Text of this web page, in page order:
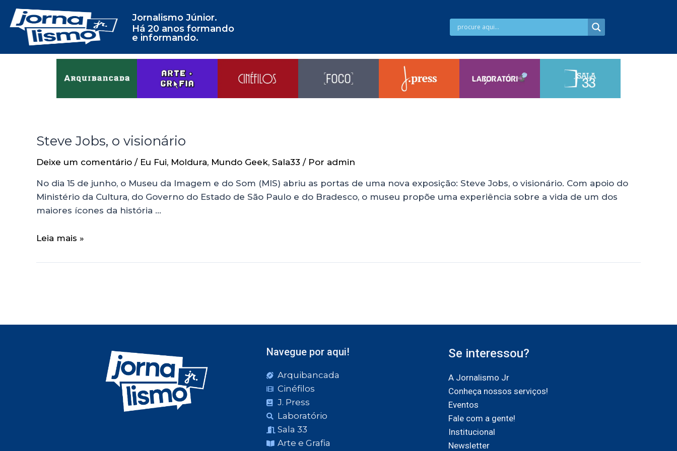
Jornalismo Júnior.
Há 20 anos formando
e informando.
Steve Jobs, o visionário
Deixe um comentário / Eu Fui, Moldura, Mundo Geek, Sala33 / Por admin
No dia 15 de junho, o Museu da Imagem e do Som (MIS) abriu as portas de uma nova exposição: Steve Jobs, o visionário. Com apoio do
Ministério da Cultura, do Governo do Estado de São Paulo e do Bradesco, o museu propõe uma experiência sobre a vida de um dos
maiores ícones da história …
Leia mais »
Navegue por aqui!
Arquibancada
Cinéfilos
J. Press
Laboratório
Sala 33
Arte e Grafia
Se interessou?
A Jornalismo Jr
Conheça nossos serviços!
Eventos
Fale com a gente!
Institucional
Newsletter